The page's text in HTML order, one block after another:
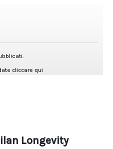
Longevity